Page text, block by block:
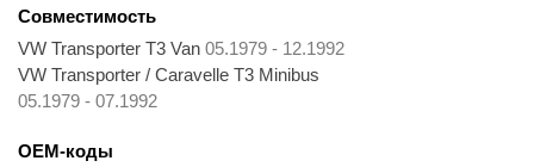
Совместимость
VW Transporter T3 Van 05.1979 - 12.1992
VW Transporter / Caravelle T3 Minibus
05.1979 - 07.1992
OEM-коды